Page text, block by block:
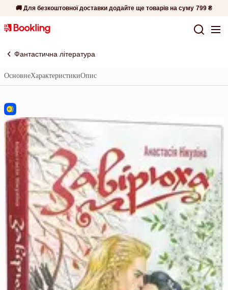
🚚 Для безкоштовної доставки додайте ще товарів на суму 799 ₴
Фантастична література
ОсновнеХарактеристикиОпис